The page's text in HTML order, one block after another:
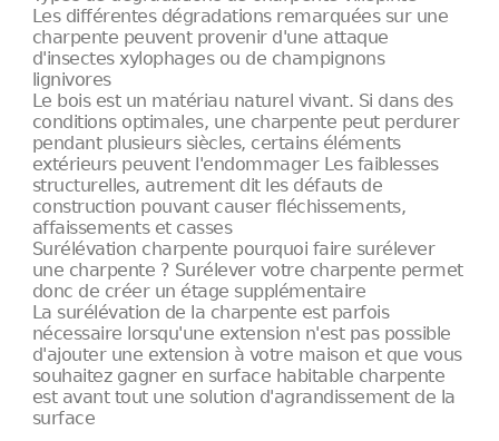
Les différentes dégradations remarquées sur une
charpente peuvent provenir d'une attaque
d'insectes xylophages ou de champignons
lignivores
Le bois est un matériau naturel vivant. Si dans des
conditions optimales, une charpente peut perdurer
pendant plusieurs siècles, certains éléments
extérieurs peuvent l'endommager Les faiblesses
structurelles, autrement dit les défauts de
construction pouvant causer fléchissements,
affaissements et casses
Surélévation charpente pourquoi faire surélever
une charpente ? Surélever votre charpente permet
donc de créer un étage supplémentaire
La surélévation de la charpente est parfois
nécessaire lorsqu'une extension n'est pas possible
d'ajouter une extension à votre maison et que vous
souhaitez gagner en surface habitable charpente
est avant tout une solution d'agrandissement de la
surface